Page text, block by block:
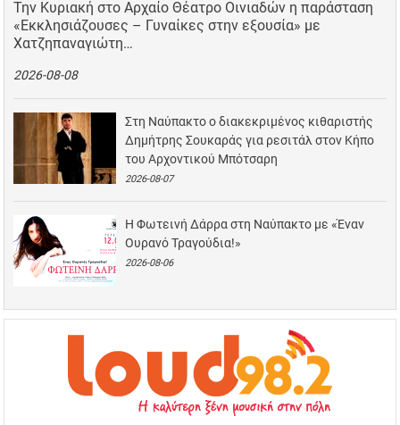
Την Κυριακή στο Αρχαίο Θέατρο Οινιαδών η παράσταση
«Εκκλησιάζουσες – Γυναίκες στην εξουσία» με
Χατζηπαναγιώτη…
2026-08-08
Στη Ναύπακτο ο διακεκριμένος κιθαριστής
Δημήτρης Σουκαράς για ρεσιτάλ στον Κήπο
του Αρχοντικού Μπότσαρη
2026-08-07
Η Φωτεινή Δάρρα στη Ναύπακτο με «Έναν
Ουρανό Τραγούδια!»
2026-08-06